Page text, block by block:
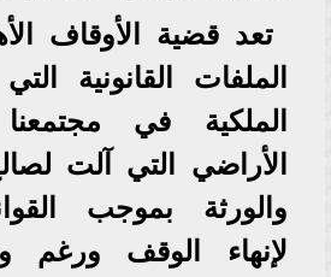
تعد قضية الأوقاف
الملفات القانونية
الملكية في
الأراضي التي آلت
والورثة بموجب
لإنهاء الوقف ورغم